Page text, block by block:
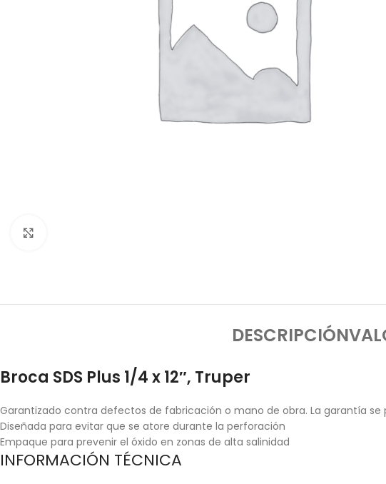
DESCRIPCIÓN
Broca SDS Plus 1/4 x 12″, Truper
Garantizado contra defectos de fabricación o mano de obra. La garantía se
Diseñada para evitar que se atore durante la perforación
Empaque para prevenir el óxido en zonas de alta salinidad
INFORMACIÓN TÉCNICA